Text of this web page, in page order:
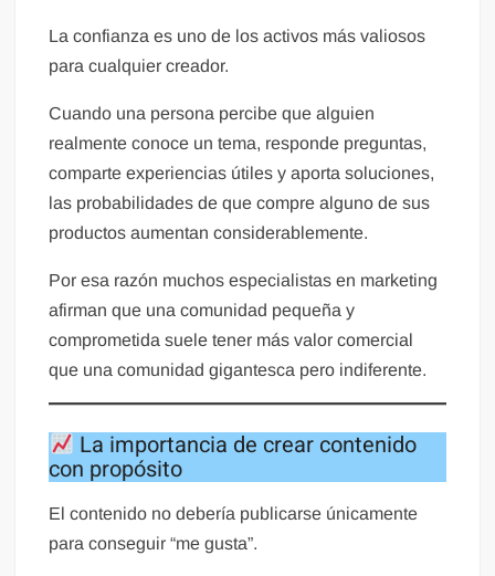
La confianza es uno de los activos más valiosos
para cualquier creador.
Cuando una persona percibe que alguien
realmente conoce un tema, responde preguntas,
comparte experiencias útiles y aporta soluciones,
las probabilidades de que compre alguno de sus
productos aumentan considerablemente.
Por esa razón muchos especialistas en marketing
afirman que una comunidad pequeña y
comprometida suele tener más valor comercial
que una comunidad gigantesca pero indiferente.
La importancia de crear contenido
con propósito
El contenido no debería publicarse únicamente
para conseguir “me gusta”.